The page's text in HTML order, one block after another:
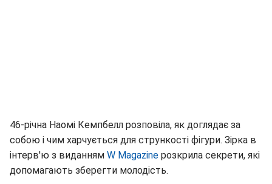
46-річна Наомі Кемпбелл розповіла, як доглядає за
собою і чим харчується для стрункості фігури. Зірка в
інтерв'ю з виданням W Magazine розкрила секрети, які
допомагають зберегти молодість.